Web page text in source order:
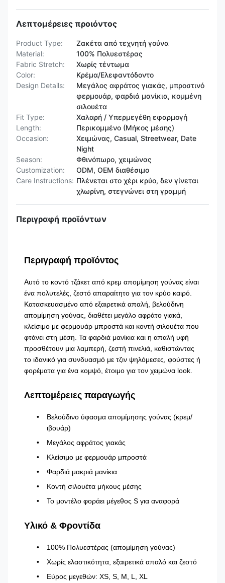
Λεπτομέρειες προιόντος
Product Type:
Ζακέτα από τεχνητή γούνα
Material:
100% Πολυεστέρας
Fabric Stretch:
Χωρίς τέντωμα
Color:
Κρέμα/Ελεφαντόδοντο
Design Details:
Μεγάλος αφράτος γιακάς, μπροστινό
φερμουάρ, φαρδιά μανίκια, κομμένη
σιλουέτα
Fit Type:
Χαλαρή / Υπερμεγέθη εφαρμογή
Length:
Περικομμένο (Μήκος μέσης)
Occasion:
Χειμώνας, Casual, Streetwear, Date
Night
Season:
Φθινόπωρο, χειμώνας
Customization:
ODM, OEM διαθέσιμο
Care Instructions: Πλένεται στο χέρι κρύο, δεν γίνεται
χλωρίνη, στεγνώνει στη γραμμή
Περιγραφή προϊόντων
Περιγραφή προϊόντος
Αυτό το κοντό τζάκετ από κρεμ απομίμηση γούνας είναι
ένα πολυτελές, ζεστό απαραίτητο για τον κρύο καιρό.
Κατασκευασμένο από εξαιρετικά απαλή, βελούδινη
απομίμηση γούνας, διαθέτει μεγάλο αφράτο γιακά,
κλείσιμο με φερμουάρ μπροστά και κοντή σιλουέτα που
φτάνει στη μέση. Τα φαρδιά μανίκια και η απαλή υφή
προσθέτουν μια λαμπερή, ζεστή πινελιά, καθιστώντας
το ιδανικό για συνδυασμό με τζιν ψηλόμεσες, φούστες ή
φορέματα για ένα κομψό, έτοιμο για τον χειμώνα look.
Λεπτομέρειες παραγωγής
Βελούδινο ύφασμα απομίμησης γούνας (κρεμ/
ιβουάρ)
Μεγάλος αφράτος γιακάς
Κλείσιμο με φερμουάρ μπροστά
Φαρδιά μακριά μανίκια
Κοντή σιλουέτα μήκους μέσης
Το μοντέλο φοράει μέγεθος S για αναφορά
Υλικό & Φροντίδα
100% Πολυεστέρας (απομίμηση γούνας)
Χωρίς ελαστικότητα, εξαιρετικά απαλό και ζεστό
Εύρος μεγεθών: XS, S, M, L, XL